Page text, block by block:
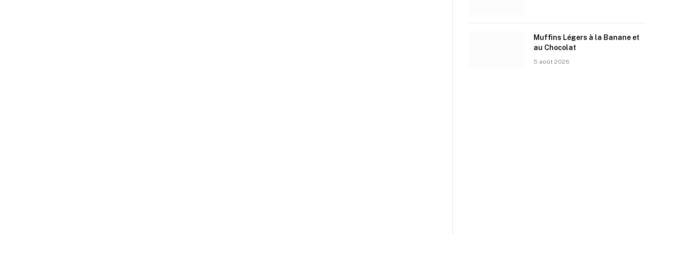
Muffins Légers à la Banane et
au Chocolat
5 août 2026